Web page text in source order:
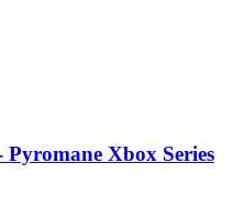
Xbox Series